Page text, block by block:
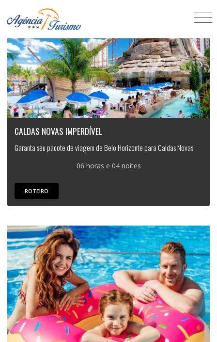
CALDAS NOVAS IMPERDÍVEL
Garanta seu pacote de viagem de Belo Horizonte para Caldas Novas
06 horas e 04 noites
ROTEIRO